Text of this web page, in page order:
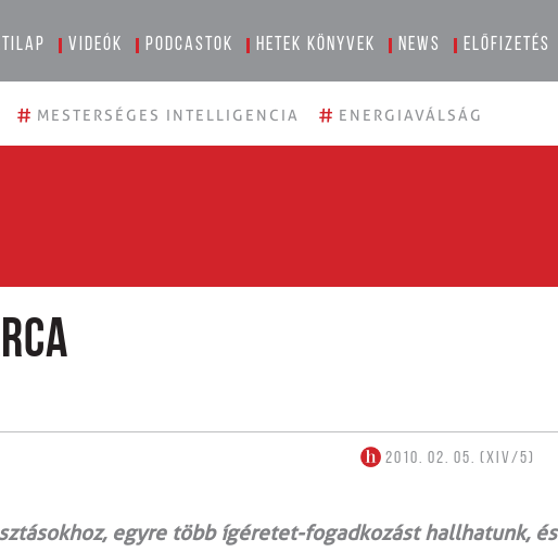
Videók Podcastok Hetek könyvek News Előfizetés
# MESTERSÉGES INTELLIGENCIA # ENERGIAVÁLSÁG
2010. 02. 05. (XIV/5)
egyre több ígéretet-fogadkozást hallhatunk, és